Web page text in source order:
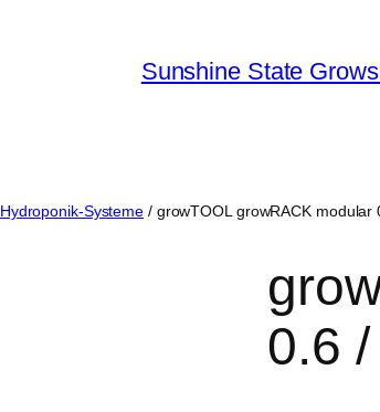
Sunshine State
Hydroponik-Systeme / growTOOL growRACK modular
0.6